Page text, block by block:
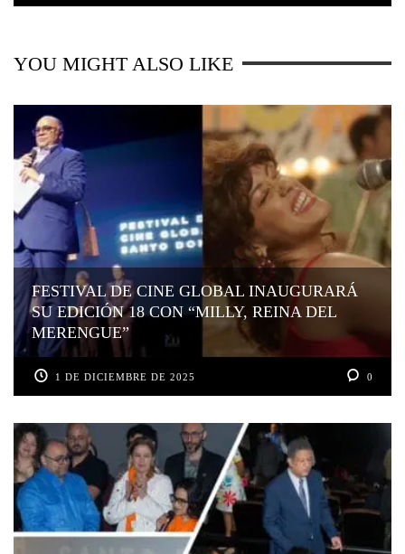
YOU MIGHT ALSO LIKE
FESTIVAL DE CINE GLOBAL INAUGURARÁ
SU EDICIÓN 18 CON “MILLY, REINA DEL
MERENGUE”
1 DE DICIEMBRE DE 2025 0